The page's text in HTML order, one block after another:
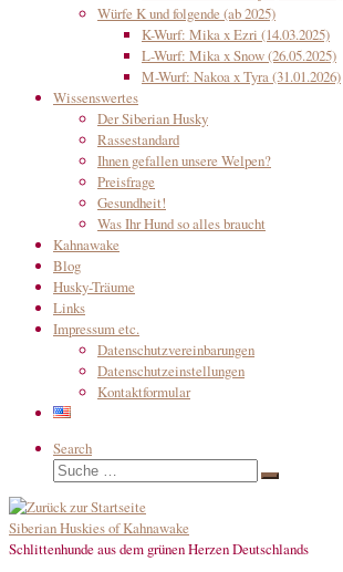
Würfe K und folgende (ab 2025)
K-Wurf: Mika x Ezri (14.03.2025)
L-Wurf: Mika x Snow (26.05.2025)
M-Wurf: Nakoa x Tyra (31.01.2026)
Wissenswertes
Der Siberian Husky
Rassestandard
Ihnen gefallen unsere Welpen?
Preisfrage
Gesundheit!
Was Ihr Hund so alles braucht
Kahnawake
Blog
Husky-Träume
Links
Impressum etc.
Datenschutzvereinbarungen
Datenschutzeinstellungen
Kontaktformular
Search
Suche
Suche
Siberian Huskies of Kahnawake
Schlittenhunde aus dem grünen Herzen Deutschlands